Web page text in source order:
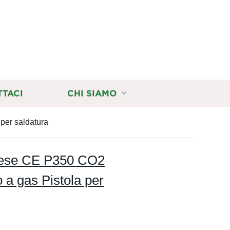
CHI SIAMO
saldatura
CE P350 CO2
a gas Pistola per